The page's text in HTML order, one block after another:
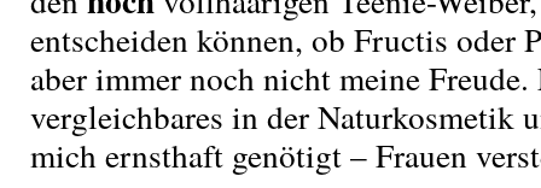
entscheiden können, ob Fructis oder
aber immer noch nicht meine
vergleichbares in der Naturkosmetik
mich ernsthaft genötigt – Frauen